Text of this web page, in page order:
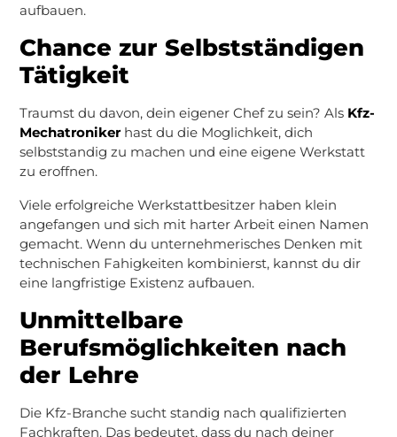
aufbauen.
Chance zur Selbstständigen
Tätigkeit
Traumst du davon, dein eigener Chef zu sein? Als Kfz-
Mechatronikerhast du die Moglichkeit, dich
selbststandig zu machen und eine eigene Werkstatt
zu eroffnen.
Viele erfolgreiche Werkstattbesitzer haben klein
angefangen und sich mit harter Arbeit einen Namen
gemacht. Wenn du unternehmerisches Denken mit
technischen Fahigkeiten kombinierst, kannst du dir
eine langfristige Existenz aufbauen.
Unmittelbare
Berufsmöglichkeiten nach
der Lehre
Die Kfz-Branche sucht standig nach qualifizierten
Fachkraften. Das bedeutet, dass du nach deiner